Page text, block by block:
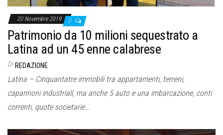
20 Novembre 2019 0
Patrimonio da 10 milioni sequestrato a
Latina ad un 45 enne calabrese
Di REDAZIONE
Latina – Cinquantatre immobili tra appartamenti, terreni,
capannoni industriali, ma anche 5 auto e una imbarcazione, conti
correnti, quote societarie…